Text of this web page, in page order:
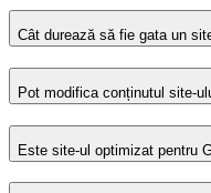
Cât durează să fie gata un
Pot modifica conținutul site-
Este site-ul optimizat pentru